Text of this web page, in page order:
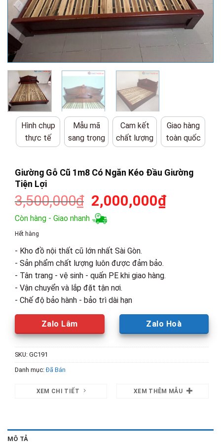
Hình chụp
thực tế
Mẫu mã
sang trọng
Cam kết
chất lượng
Giao hàng
toàn quốc
Giường Gỗ Cũ 1m8 Có Ngăn Kéo Đầu Giường
Tiện Lợi
3,500,000₫ Giá
gốc
là:
2,000,000₫Giá
Còn hàng - Giao nhanh
Hết hàng
- Kho đồ nội thất cũ lớn nhất Sài Gòn.
- Sản phẩm chất lượng luôn được đảm bảo.
- Tân trang - vệ sinh - quấn PE khi giao hàng.
- Vận chuyển và lắp đặt tận nơi.
- Chế độ bảo hành - bảo trì dài hạn
Zalo Lâm Zalo Hoà
SKU: GC191
Danh mục:Đã Bán
XEM CHI TIẾT XEM THÊM MẪU
MÔ TẢ